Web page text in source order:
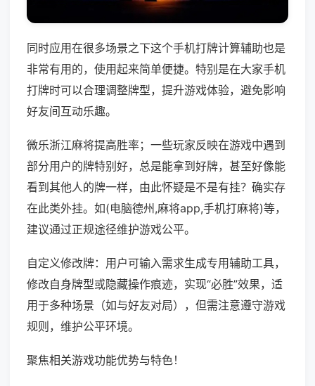
同时应用在很多场景之下这个手机打牌计算辅助也是
非常有用的，使用起来简单便捷。特别是在大家手机
打牌时可以合理调整牌型，提升游戏体验，避免影响
好友间互动乐趣。
微乐浙江麻将提高胜率；一些玩家反映在游戏中遇到
部分用户的牌特别好，总是能拿到好牌，甚至好像能
看到其他人的牌一样，由此怀疑是不是有挂？确实存
在此类外挂。如(电脑德州,麻将app,手机打麻将)等，
建议通过正规途径维护游戏公平。
自定义修改牌：用户可输入需求生成专用辅助工具，
修改自身牌型或隐藏操作痕迹，实现“必胜”效果，适
用于多种场景（如与好友对局），但需注意遵守游戏
规则，维护公平环境。
聚焦相关游戏功能优势与特色！